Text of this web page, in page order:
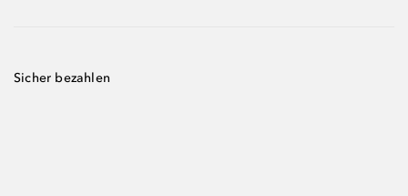
Sicher bezahlen